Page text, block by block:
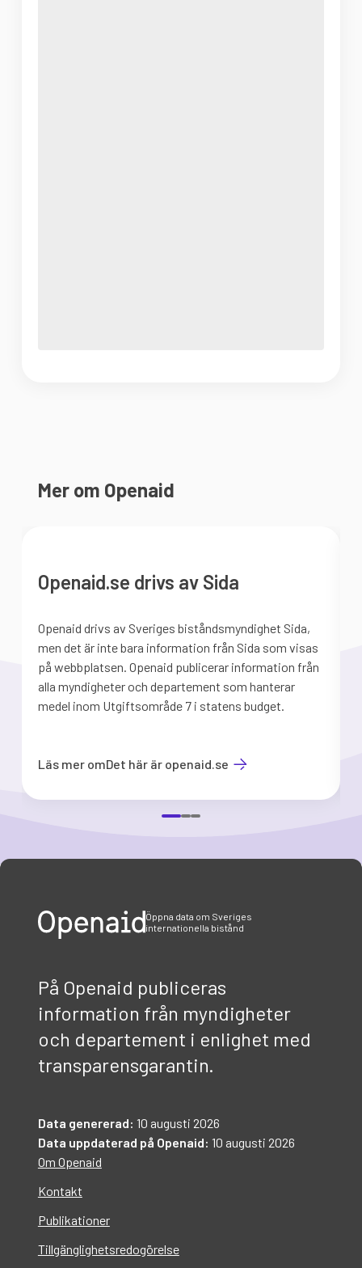
Mer om Openaid
Openaid.se drivs av Sida
Openaid drivs av Sveriges biståndsmyndighet Sida,
men det är inte bara information från Sida som visas
på webbplatsen. Openaid publicerar information från
alla myndigheter och departement som hanterar
medel inom Utgiftsområde 7 i statens budget.
Läs mer omDet här är openaid.se
Öppna data om Sveriges
internationella bistånd
På Openaid publiceras
information från myndigheter
och departement i enlighet med
transparensgarantin.
Data genererad: 10 augusti 2026
Data uppdaterad på Openaid: 10 augusti 2026
Om Openaid
Kontakt
Publikationer
Tillgänglighetsredogörelse